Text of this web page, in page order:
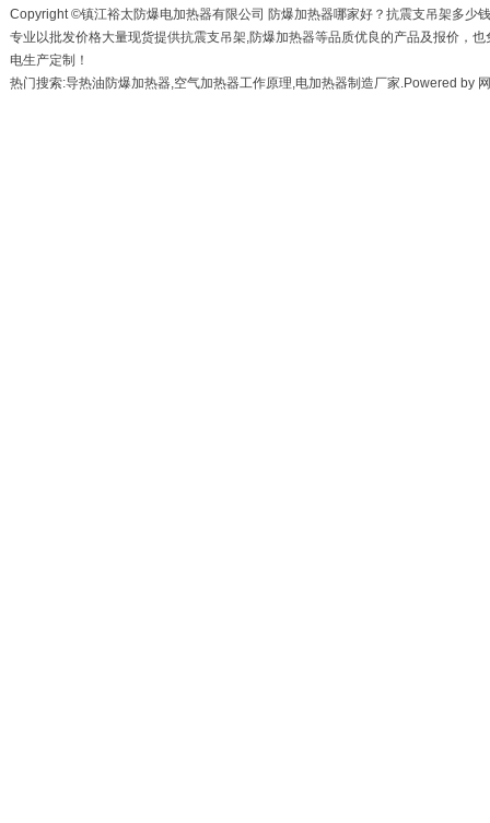
Copyright ©镇江裕太防爆电加热器有限公司 防爆加热器哪家好？ 抗震支吊架多少
专业以批发价格大量现货提供抗震支吊架,防爆加热器等品质优良的产品及报价，
电生产定制！
热门搜索:导热油防爆加热器,空气加热器工作原理,电加热器制造厂家.Powered by